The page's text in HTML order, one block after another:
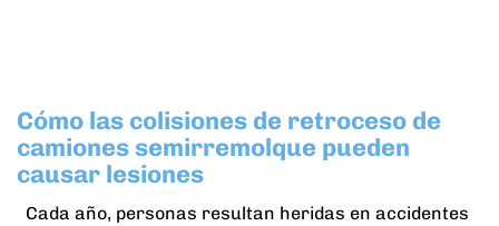
Cómo las colisiones de retroceso de
camiones semirremolque pueden
causar lesiones
Cada año, personas resultan heridas en accidentes